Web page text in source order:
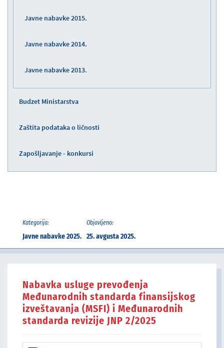
Javne nabavke 2015.
Javne nabavke 2014.
Javne nabavke 2013.
Budzet Ministarstva
Zaštita podataka o ličnosti
Zapošljavanje - konkursi
Kategorija:
Javne nabavke 2025.
Objavljeno:
25. avgusta 2025.
Nabavka usluge prevođenja
Međunarodnih standarda finansijskog
izveštavanja (MSFI) i Međunarodnih
standarda revizije JNP 2/2025